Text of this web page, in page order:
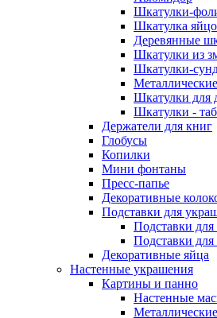
Шкатулки-
Шкатулка яйцо
Деревянные
Шкатулки из
Шкатулки-
Шкатулки для
Шкатулки -
Держатели для книг
Глобусы
Копилки
Мини фонтаны
Пресс-папье
Декоративные
Подставки для
Подставки для
Подставки для
Декоративные яйца
Настенные украшения
Картины и панно
Настенные